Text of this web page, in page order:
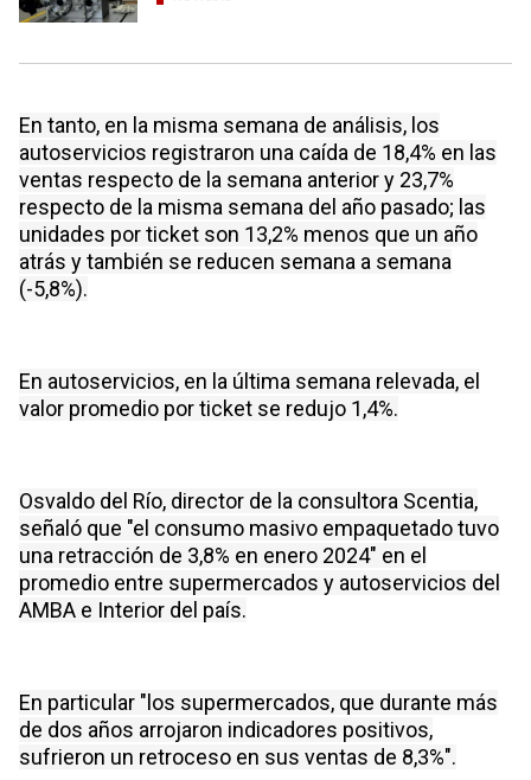
En tanto, en la misma semana de análisis, los
autoservicios registraron una caída de 18,4% en las
ventas respecto de la semana anterior y 23,7%
respecto de la misma semana del año pasado; las
unidades por ticket son 13,2% menos que un año
atrás y también se reducen semana a semana
(-5,8%).
En autoservicios, en la última semana relevada, el
valor promedio por ticket se redujo 1,4%.
Osvaldo del Río, director de la consultora Scentia,
señaló que "el consumo masivo empaquetado tuvo
una retracción de 3,8% en enero 2024" en el
promedio entre supermercados y autoservicios del
AMBA e Interior del país.
En particular "los supermercados, que durante más
de dos años arrojaron indicadores positivos,
sufrieron un retroceso en sus ventas de 8,3%".